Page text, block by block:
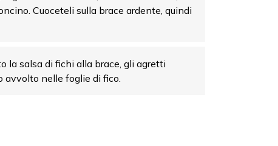
Cuoceteli sulla brace ardente, quindi
la salsa di fichi alla brace, gli agretti
avvolto nelle foglie di fico.